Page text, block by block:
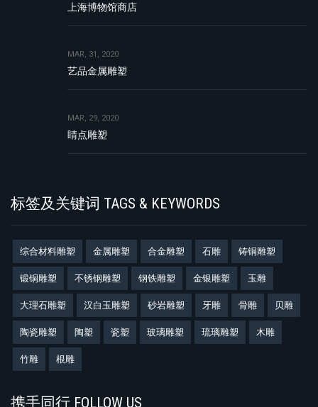
上海博物馆商店
MAR, 31, 2020
艺品金属雕塑
MAR, 29, 2020
睛点雕塑
标签及关键词 TAGS & KEYWORDS
综合材料雕塑 金属雕塑 合金雕塑 石雕 铸铜雕塑
锻铜雕塑 不锈钢雕塑 钢铁雕塑 金银雕塑 玉雕
大理石雕塑 汉白玉雕塑 砂岩雕塑 牙雕 骨雕 贝雕
陶瓷雕塑 陶塑 瓷塑 玻璃雕塑 琉璃雕塑 木雕
竹雕 根雕
携手同行 FOLLOW US